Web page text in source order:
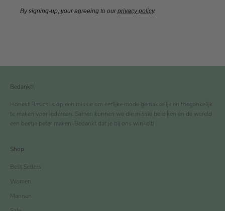
By signing-up, your agreeing to ourprivacy policy.
Bedankt!
Honest Basics is op een missie om eerlijke mode gemakkelijk en toegankelijk
te maken voor iedereen. Samen kunnen we die missie bereiken en de wereld
een beetje beter maken. Bedankt dat je bij ons winkelt!
Shop
Best Sellers
Women
Mannen